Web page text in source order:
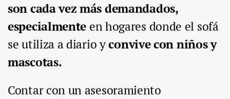
son cada vez más demandados,
especialmente en hogares donde el sofá
se utiliza a diario yconvive con niños y
mascotas.
Contar con un asesoramiento